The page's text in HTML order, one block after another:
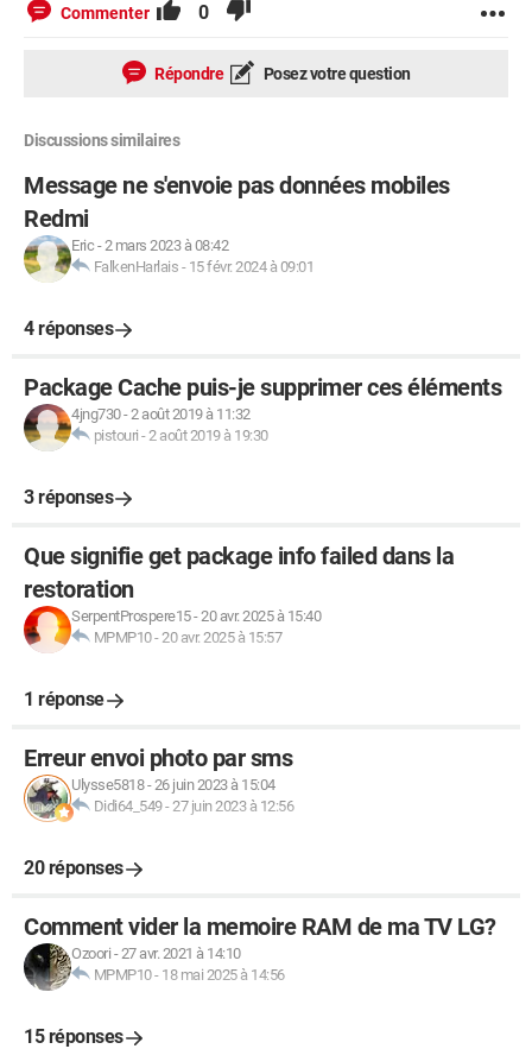
Commenter 0
Répondre Posez votre question
Discussions similaires
Message ne s'envoie pas données mobiles
Redmi
Eric -2 mars 2023 à 08:42
FalkenHarlais - 15 févr. 2024 à 09:01
4 réponses
Package Cache puis-je supprimer ces éléments
4jng730-2 août 2019 à 11:32
pistouri -2 août 2019 à 19:30
3 réponses
Que signifie get package info failed dans la
restoration
SerpentProspere15-20 avr. 2025 à 15:40
MPMP10-20 avr. 2025 à 15:57
1 réponse
Erreur envoi photo par sms
Ulysse5818-26 juin 2023 à 15:04
Didi64_549-27 juin 2023 à 12:56
20 réponses
Comment vider la memoire RAM de ma TV LG?
Ozoori -27 avr. 2021 à 14:10
MPMP10- 18 mai 2025 à 14:56
15 réponses